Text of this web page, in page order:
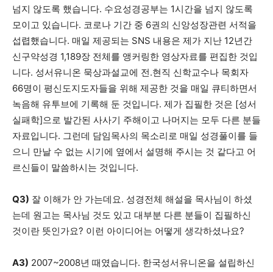
넘지 않도록 했습니다. 수요성경공부는 1시간을 넘지 않도록
모이고 있습니다. 코로나 기간 중 6권의 신앙성장관련 서적을
섭렵했습니다. 매일 제공되는 SNS 내용은 제가 지난 12년간
신구약성경 1,189장 전체를 앵커링한 영상자료를 편집한 것입
니다. 성서유니온 묵상과설교에 전.현직 신학교수나 목회자
66명이 평신도지도자들을 위해 제공한 것을 매일 큐티하면서
녹음해 유투브에 기록해 둔 것입니다. 제가 집필한 것은 [성서
실패학]으로 발간된 사사기 주해이고 나머지는 모두 다른 분들
자료입니다. 그런데 담임목사의 목소리로 매일 성경풀이를 들
으니 만날 수 없는 시기에 옆에서 설명해 주시는 것 같다고 어
르신들이 말씀하시는 것입니다.
Q3) 잘 이해가 안 가는데요. 성경전체 해설을 목사님이 하셨
는데 원고는 목사님 것도 있고 대부분 다른 분들이 집필하신
것이란 뜻인가요? 이런 아이디어는 어떻게 생각하셨나요?
A3) 2007~2008년 때였습니다. 한국성서유니온을 설립하신